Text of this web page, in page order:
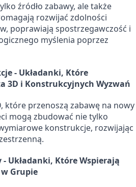
źródło zabawy, ale także
rozwijać zdolności
poprawiają spostrzegawczość i
myślenia poprzez
- Układanki, Które
3D i Konstrukcyjnych Wyzwań
które przenoszą zabawę na nowy
mogą zbudować nie tylko
konstrukcje, rozwijając
- Układanki, Które Wspierają
Grupie